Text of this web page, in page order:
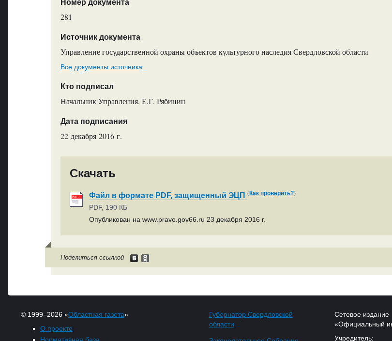
Номер документа
281
Источник документа
Управление государственной охраны объектов культурного наследия Свердловской области
Все документы источника
Кто подписал
Начальник Управления, Е.Г. Рябинин
Дата подписания
22 декабря 2016 г.
Скачать
Файл в формате PDF, защищенный ЭЦП (Как проверить?)
PDF, 190 КБ
Опубликован на www.pravo.gov66.ru 23 декабря 2016 г.
Поделиться ссылкой
© 1999–2026 «Областная газета»
О проекте
Губернатор Свердловской
области
Сетевое издание
«Официальный
Учредитель: